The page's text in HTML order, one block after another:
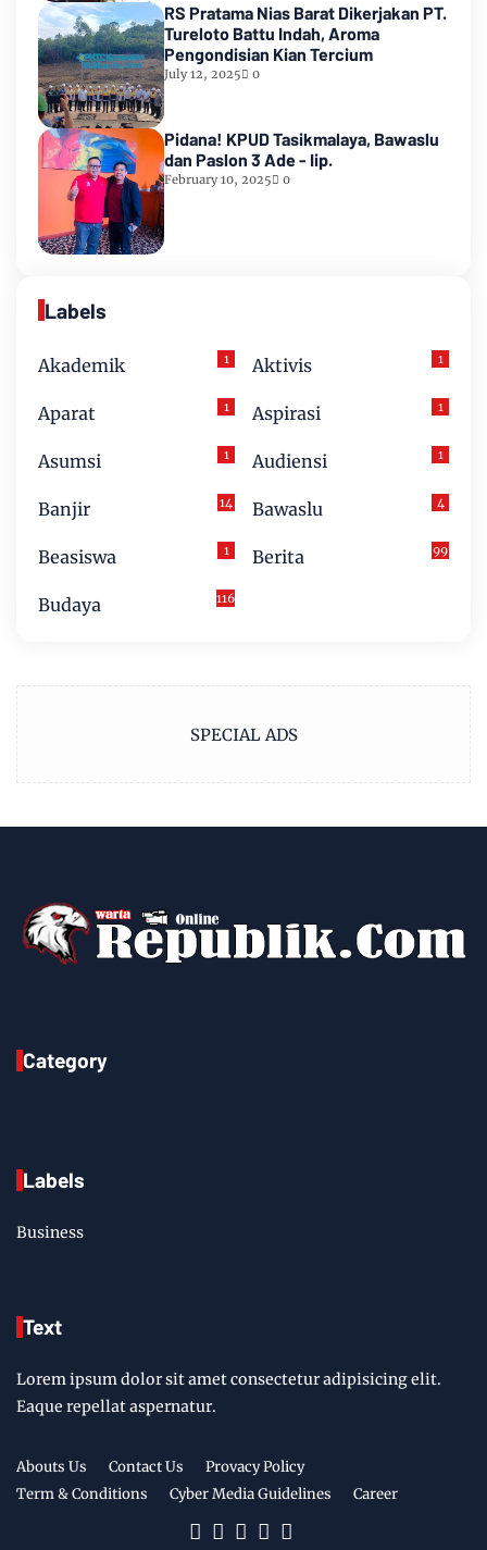
RS Pratama Nias Barat Dikerjakan PT.
Tureloto Battu Indah, Aroma
Pengondisian Kian Tercium
July 12, 2025 0
Pidana! KPUD Tasikmalaya, Bawaslu
dan Paslon 3 Ade - Iip.
February 10, 2025 0
Labels
Akademik 1 Aktivis 1
Aparat 1 Aspirasi 1
Asumsi 1 Audiensi 1
Banjir 14 Bawaslu 4
Beasiswa 1 Berita 99
Budaya 116
SPECIAL ADS
Category
Labels
Business
Text
Lorem ipsum dolor sit amet consectetur adipisicing elit.
Eaque repellat aspernatur.
Abouts Us Contact Us
Provacy Policy
Term & Conditions
Cyber Media Guidelines Career